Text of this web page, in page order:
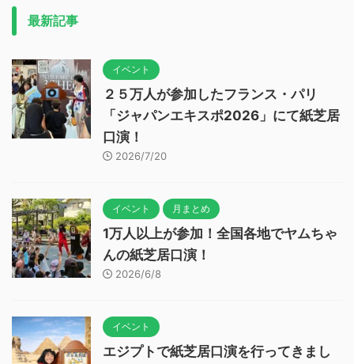
最新記事
イベント
２５万人が参加したフランス・パリ
「ジャパンエキスポ2026」にて紙芝居
口演！
2026/7/20
イベント 月まとめ
1万人以上が参加！全国各地でヤムちゃ
んの紙芝居口演！
2026/6/8
イベント
エジプトで紙芝居口演を行ってきまし